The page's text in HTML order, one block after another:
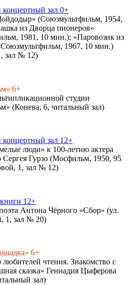
зал 0+
(Союзмультфильм, 1954,
из Дворца пионеров»
1981, 10 мин.); «Паровозик из
1967, 10 мин.)
зал № 12)
6+
студии
(Конева, 6, читальный зал)
зал 12+
люди» к 100-летию актера
Сергея Гурзо (Мосфильм, 1950, 95
1, зал № 12)
12+
Антона Чёрного «Сбор» (ул.
1, зал № 20)
6+
чтения. Знакомство с
сказка» Геннадия Цыферова
зал)